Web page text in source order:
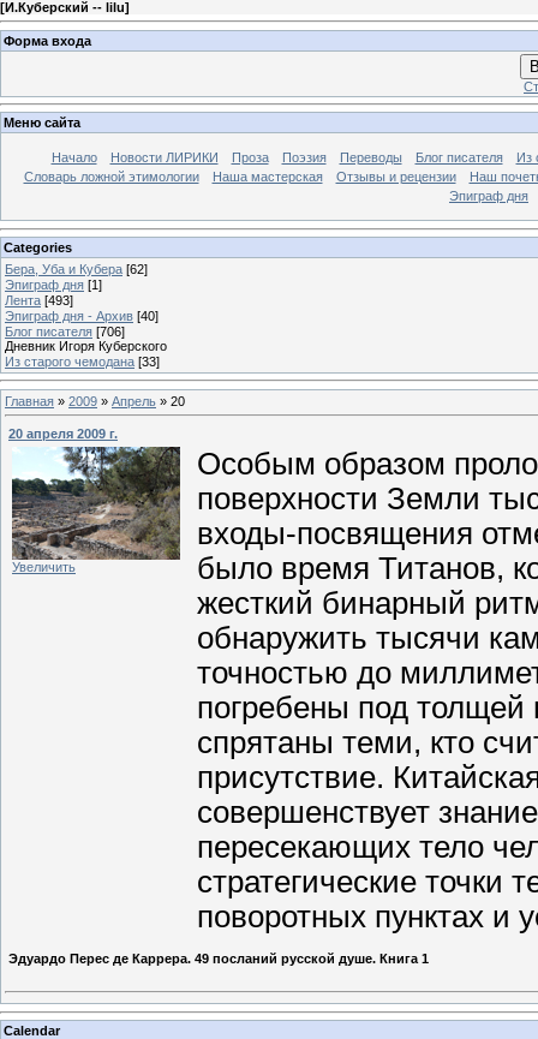
[И.Куберский -- lilu]
Форма входа
Меню сайта
Начало Новости ЛИРИКИ Проза Поэзия Переводы Блог писателя
Из
Словарь ложной этимологии
Наша мастерская Отзывы и рецензии
Наш
Эпиграф дня
Categories
Бера, Уба и Кубера [62]
Эпиграф дня [1]
Лента [493]
Эпиграф дня - Архив [40]
Блог писателя [706]
Дневник Игоря Куберского
Из старого чемодана [33]
Главная » 2009 » Апрель » 20
20 апреля 2009 г.
Увеличить
Особым образом
поверхности Земли
входы-посвящения
было время Титанов,
жесткий бинарный
обнаружить тысячи
точностью до
погребены под
спрятаны теми, кто
присутствие.
совершенствует
пересекающих тело
стратегические точки
поворотных пунктах и
Эдуардо Перес де Каррера. 49 посланий русской душе. Книга 1
Calendar